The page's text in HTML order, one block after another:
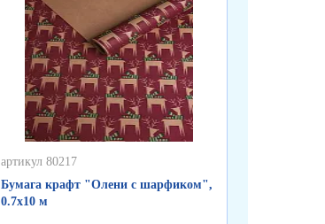
артикул 80217
Бумага крафт "Олени с шарфиком",
0.7х10 м